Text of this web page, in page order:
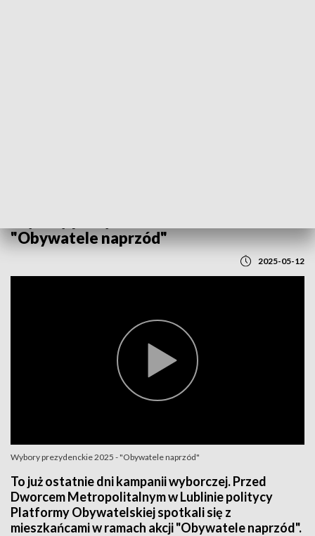
"Obywatele naprzód"
2025-05-12
Wybory prezydenckie 2025 - "Obywatele naprzód"
To już ostatnie dni kampanii wyborczej. Przed
Dworcem Metropolitalnym w Lublinie politycy
Platformy Obywatelskiej spotkali się z
mieszkańcami w ramach akcji "Obywatele naprzód".